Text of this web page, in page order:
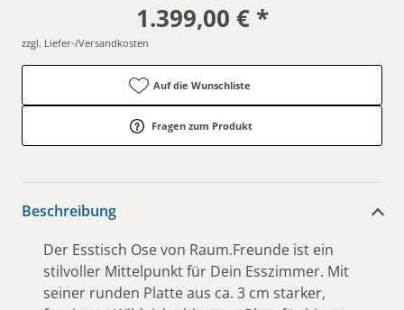
1.399,00 € *
zzgl. Liefer-/Versandkosten
Auf die Wunschliste
Fragen zum Produkt
Beschreibung
Der Esstisch Ose von Raum.Freunde ist ein
stilvoller Mittelpunkt für Dein Esszimmer. Mit
seiner runden Platte aus ca. 3 cm starker,